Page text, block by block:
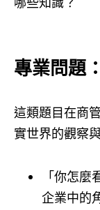
專業問題
這類題目在商
實世界的觀察
「你怎
企業中的